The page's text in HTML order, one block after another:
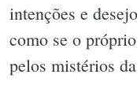
intenções e
como se o
pelos mistérios